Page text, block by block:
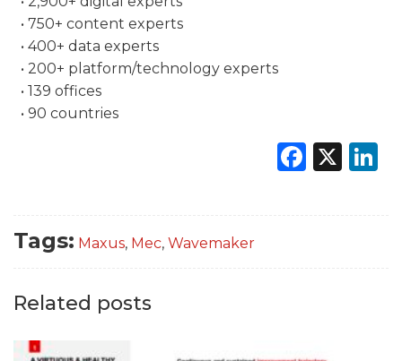
• 750+ content experts
• 400+ data experts
• 200+ platform/technology experts
• 139 offices
• 90 countries
X
Tags: Maxus, Mec, Wavemaker
Related posts